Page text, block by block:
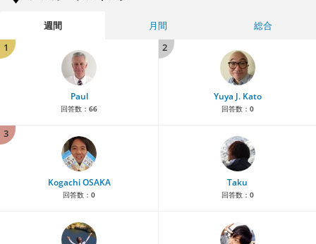
週間 月間
総合
1
Paul
回答数： 66
2
Yuya J. Kato
回答数： 0
3
Kogachi OSAKA
回答数： 0
Taku
回答数： 0